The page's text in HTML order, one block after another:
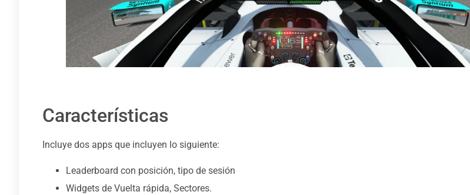
Características
Incluye dos apps que incluyen lo siguiente:
Leaderboard con posición, tipo de sesión
Widgets de Vuelta rápida, Sectores.